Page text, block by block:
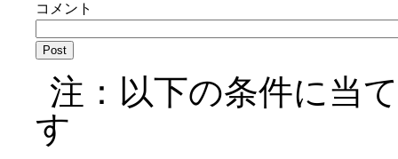
コメント
注：以下の条件に当
す